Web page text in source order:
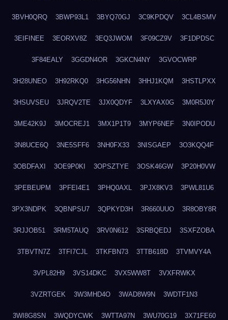
3BVH0QRQ 3BWP93L1 3BYQ70GJ 3C9KPDQV 3CL4BSMV
3EIFINEE 3EORXV8Z 3EQ3JWOM 3F09CZ9V 3F1DPDSC
3F84EALY 3GGDN4OR 3GKCN4NY 3GVOCWRP
3H28UNEO 3H92RKQ0 3HG56NHN 3HHJ1KQM 3HSTLPXX
3HSUVSEU 3JRQV2TE 3JX0QDYF 3LXYAX0G 3M0R5J0Y
3ME42K9J 3MOCREJ1 3MX1P1T9 3MYP6NEF 3N0IPODU
3N8UCE6Q 3NE5SFF6 3NH0FX33 3NISGAEP 3O3KQQ4F
3OBDFAXI 3OE9P0KI 3OPSZTYE 3OSK46GW 3P20H0VW
3PEBEUPM 3PFEI4E1 3PHQ0AXL 3PJX8KV3 3PWL81U6
3PX3NDPK 3QBNPSU7 3QPKYD3H 3R660UUO 3R8OBY8R
3RJJOB51 3RM5TAUQ 3RV0N612 3SRBQEDJ 3SXFZOBA
3TBVTN7Z 3TFI7CJL 3TKFBN73 3TTB618D 3TVMVY4A
3VPL82H9 3VS14DKC 3VX5WW8T 3VXFRWKX
3VZRTGEK 3W3MHD4O 3WAD8W9N 3WDTF1N3
3WI8G8SN 3WQDYCWK 3WTTA97N 3WU70G19 3X71FE60